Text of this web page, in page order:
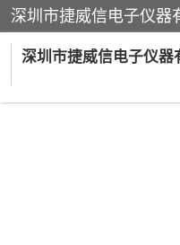
深圳市捷威信电子仪器